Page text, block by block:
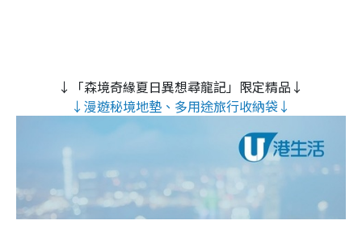
↓「森境奇緣夏日異想尋龍記」限定精品↓
↓漫遊秘境地墊、多用途旅行收納袋↓